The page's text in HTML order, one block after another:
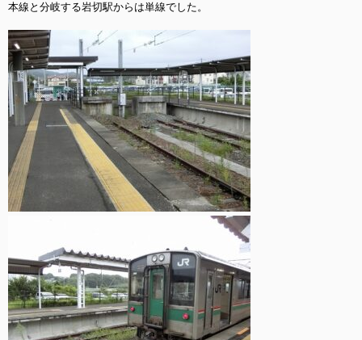
本線と分岐する岩切駅からは単線でした。